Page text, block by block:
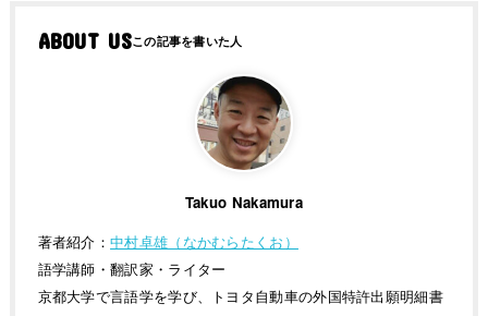
ABOUT US
Takuo Nakamura
著者紹介：中村卓雄（なかむらたくお）
語学講師・翻訳家・ライター
京都大学で言語学を学び、トヨタ自動車の外国特許出願明細書